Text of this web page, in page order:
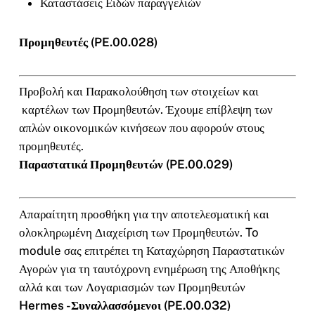
Προμηθευτές (PE.00.028)
Προβολή και Παρακολούθηση των στοιχείων και
καρτέλων των Προμηθευτών. Έχουμε επίβλεψη των
απλών οικονομικών κινήσεων που αφορούν στους
προμηθευτές.
Παραστατικά Προμηθευτών (PE.00.029)
Απαραίτητη προσθήκη για την αποτελεσματική και
ολοκληρωμένη Διαχείριση των Προμηθευτών. To
module σας επιτρέπει τη Καταχώρηση Παραστατικών
Αγορών για τη ταυτόχρονη ενημέρωση της Αποθήκης
αλλά και των Λογαριασμών των Προμηθευτών
Hermes -Συναλλασσόμενοι (PE.00.032)